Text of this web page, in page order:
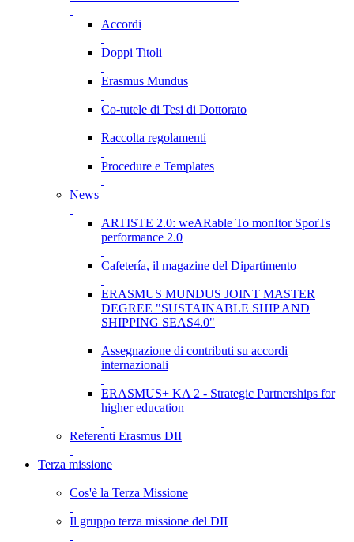
Accordi
Doppi Titoli
Erasmus Mundus
Co-tutele di Tesi di Dottorato
Raccolta regolamenti
Procedure e Templates
News
ARTISTE 2.0: weARable To monItor SporTs
performance 2.0
Cafetería, il magazine del Dipartimento
ERASMUS MUNDUS JOINT MASTER
DEGREE "SUSTAINABLE SHIP AND
SHIPPING SEAS4.0"
Assegnazione di contributi su accordi
internazionali
ERASMUS+ KA 2 - Strategic Partnerships for
higher education
Referenti Erasmus DII
Terza missione
Cos'è la Terza Missione
Il gruppo terza missione del DII